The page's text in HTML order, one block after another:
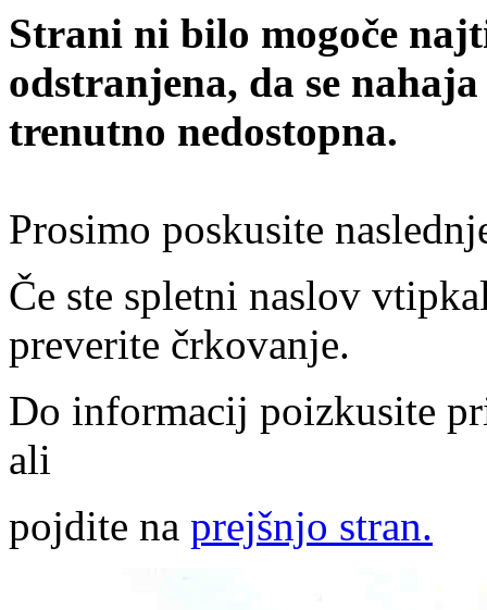
Strani ni bilo mogoče
odstranjena, da se
trenutno nedostopna.
Prosimo poskusite
Če ste spletni naslov
preverite črkovanje.
Do informacij poizkusite
ali
pojdite na prejšnjo stran.